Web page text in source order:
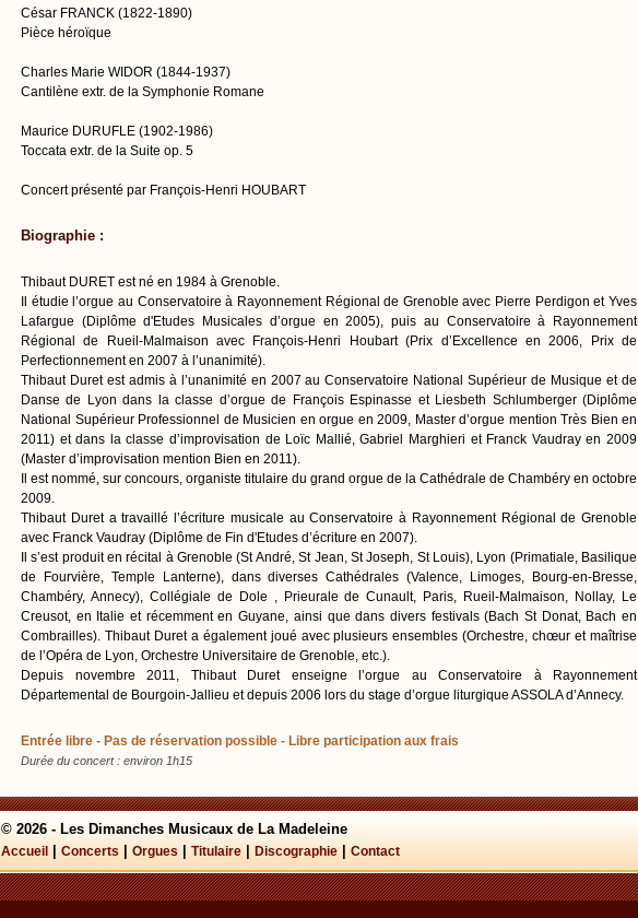
César FRANCK (1822-1890)
Pièce héroïque
Charles Marie WIDOR (1844-1937)
Cantilène extr. de la Symphonie Romane
Maurice DURUFLE (1902-1986)
Toccata extr. de la Suite op. 5
Concert présenté par François-Henri HOUBART
Biographie :
Thibaut DURET est né en 1984 à Grenoble.
Il étudie l’orgue au Conservatoire à Rayonnement Régional de Grenoble avec Pierre Perdigon et Yves
Lafargue (Diplôme d'Etudes Musicales d’orgue en 2005), puis au Conservatoire à Rayonnement
Régional de Rueil-Malmaison avec François-Henri Houbart (Prix d’Excellence en 2006, Prix de
Perfectionnement en 2007 à l’unanimité).
Thibaut Duret est admis à l’unanimité en 2007 au Conservatoire National Supérieur de Musique et de
Danse de Lyon dans la classe d’orgue de François Espinasse et Liesbeth Schlumberger (Diplôme
National Supérieur Professionnel de Musicien en orgue en 2009, Master d’orgue mention Très Bien en
2011) et dans la classe d’improvisation de Loïc Mallié, Gabriel Marghieri et Franck Vaudray en 2009
(Master d’improvisation mention Bien en 2011).
Il est nommé, sur concours, organiste titulaire du grand orgue de la Cathédrale de Chambéry en octobre
2009.
Thibaut Duret a travaillé l’écriture musicale au Conservatoire à Rayonnement Régional de Grenoble
avec Franck Vaudray (Diplôme de Fin d'Etudes d’écriture en 2007).
Il s’est produit en récital à Grenoble (St André, St Jean, St Joseph, St Louis), Lyon (Primatiale, Basilique
de Fourvière, Temple Lanterne), dans diverses Cathédrales (Valence, Limoges, Bourg-en-Bresse,
Chambéry, Annecy), Collégiale de Dole , Prieurale de Cunault, Paris, Rueil-Malmaison, Nollay, Le
Creusot, en Italie et récemment en Guyane, ainsi que dans divers festivals (Bach St Donat, Bach en
Combrailles). Thibaut Duret a également joué avec plusieurs ensembles (Orchestre, chœur et maîtrise
de l’Opéra de Lyon, Orchestre Universitaire de Grenoble, etc.).
Depuis novembre 2011, Thibaut Duret enseigne l’orgue au Conservatoire à Rayonnement
Départemental de Bourgoin-Jallieu et depuis 2006 lors du stage d’orgue liturgique ASSOLA d’Annecy.
Entrée libre - Pas de réservation possible - Libre participation aux frais
Durée du concert : environ 1h15
© 2026 - Les Dimanches Musicaux de La Madeleine
Accueil Concerts Orgues Titulaire Discographie Contact